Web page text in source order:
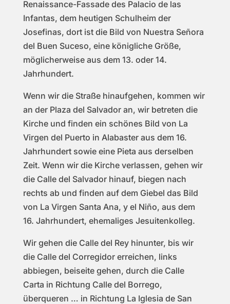
Renaissance-Fassade des Palacio de las
Infantas, dem heutigen Schulheim der
Josefinas, dort ist die Bild von Nuestra Señora
del Buen Suceso, eine königliche Größe,
möglicherweise aus dem 13. oder 14.
Jahrhundert.
Wenn wir die Straße hinaufgehen, kommen wir
an der Plaza del Salvador an, wir betreten die
Kirche und finden ein schönes Bild von La
Virgen del Puerto in Alabaster aus dem 16.
Jahrhundert sowie eine Pieta aus derselben
Zeit. Wenn wir die Kirche verlassen, gehen wir
die Calle del Salvador hinauf, biegen nach
rechts ab und finden auf dem Giebel das Bild
von La Virgen Santa Ana, y el Niño, aus dem
16. Jahrhundert, ehemaliges Jesuitenkolleg.
Wir gehen die Calle del Rey hinunter, bis wir
die Calle del Corregidor erreichen, links
abbiegen, beiseite gehen, durch die Calle
Carta in Richtung Calle del Borrego,
überqueren … in Richtung La Iglesia de San